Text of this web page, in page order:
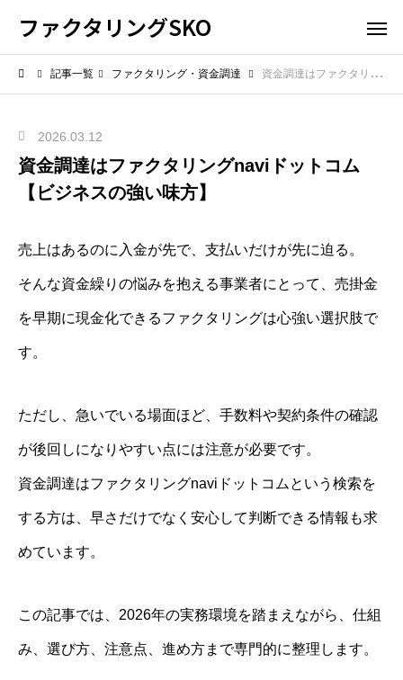
ファクタリングSKO
記事一覧 ファクタリング・資金調達 資金調達はファクタリングnaviドットコム【ビジネスの強い味方】
2026.03.12
資金調達はファクタリングnaviドットコム
【ビジネスの強い味方】
売上はあるのに入金が先で、支払いだけが先に迫る。
そんな資金繰りの悩みを抱える事業者にとって、売掛金
を早期に現金化できるファクタリングは心強い選択肢で
す。
ただし、急いでいる場面ほど、手数料や契約条件の確認
が後回しになりやすい点には注意が必要です。
資金調達はファクタリングnaviドットコムという検索を
する方は、早さだけでなく安心して判断できる情報も求
めています。
この記事では、2026年の実務環境を踏まえながら、仕組
み、選び方、注意点、進め方まで専門的に整理します。